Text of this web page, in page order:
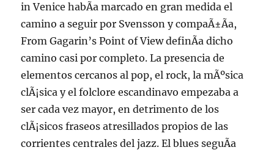
in Venice habÃ­a marcado en gran medida el
camino a seguir por Svensson y compaÃ±Ã­a,
From Gagarin’s Point of View definÃ­a dicho
camino casi por completo. La presencia de
elementos cercanos al pop, el rock, la mÃºsica
clÃ¡sica y el folclore escandinavo empezaba a
ser cada vez mayor, en detrimento de los
clÃ¡sicos fraseos atresillados propios de las
corrientes centrales del jazz. El blues seguÃ­a